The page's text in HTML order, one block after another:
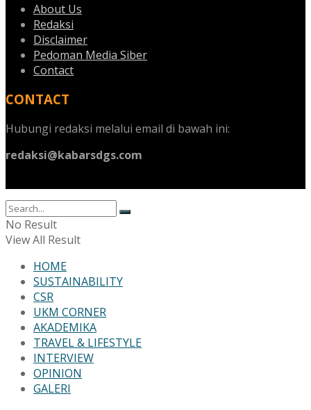
About Us
Redaksi
Disclaimer
Pedoman Media Siber
Contact
CONTACT
Hubungi redaksi melalui email di bawah ini:
redaksi@kabarsdgs.com
No Result
View All Result
HOME
SUSTAINABILITY
CSR
UKM CORNER
AKADEMIKA
TRAVEL & LIFESTYLE
INTERVIEW
OPINION
GALERI